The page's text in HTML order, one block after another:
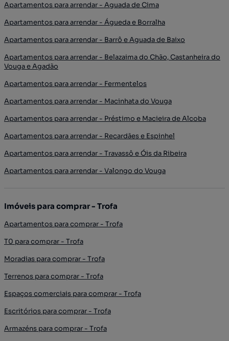
Apartamentos para arrendar - Aguada de Cima
Apartamentos para arrendar - Águeda e Borralha
Apartamentos para arrendar - Barrô e Aguada de Baixo
Apartamentos para arrendar - Belazaima do Chão, Castanheira do
Vouga e Agadão
Apartamentos para arrendar - Fermentelos
Apartamentos para arrendar - Macinhata do Vouga
Apartamentos para arrendar - Préstimo e Macieira de Alcoba
Apartamentos para arrendar - Recardães e Espinhel
Apartamentos para arrendar - Travassô e Óis da Ribeira
Apartamentos para arrendar - Valongo do Vouga
Imóveis para comprar - Trofa
Apartamentos para comprar - Trofa
T0 para comprar - Trofa
Moradias para comprar - Trofa
Terrenos para comprar - Trofa
Espaços comerciais para comprar - Trofa
Escritórios para comprar - Trofa
Armazéns para comprar - Trofa